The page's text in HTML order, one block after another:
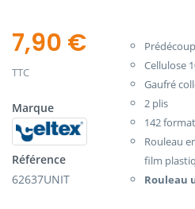
7,90 €
TTC
Marque
Référence
62637UNIT
Cellulose
Gaufré
2 plis
142
Rouleau
film
Rouleau